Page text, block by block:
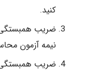
کنید.
ضریب همبستگی
نیمه آزمون
ضریب همبستگی